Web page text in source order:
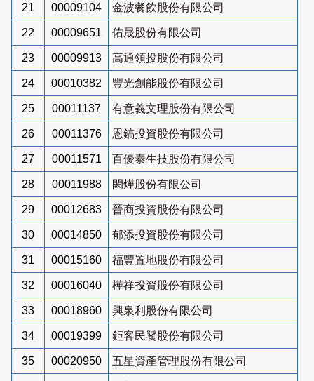
21 00009104 金波餐飲股份有限公司
22 00009651 佑晟股份有限公司
23 00009913 高通領投股份有限公司
24 00010382 豐光創能股份有限公司
25 00011137 有意義文理股份有限公司
26 00011376 恩鎬投資股份有限公司
27 00011571 百優泰生技股份有限公司
28 00011988 閎燁股份有限公司
29 00012683 晉商投資股份有限公司
30 00014850 郁添投資股份有限公司
31 00015160 福豐置地股份有限公司
32 00016040 樺祥投資股份有限公司
33 00018960 興泉利股份有限公司
34 00019399 鉅客民饕股份有限公司
35 00020950 五星資產管理股份有限公司